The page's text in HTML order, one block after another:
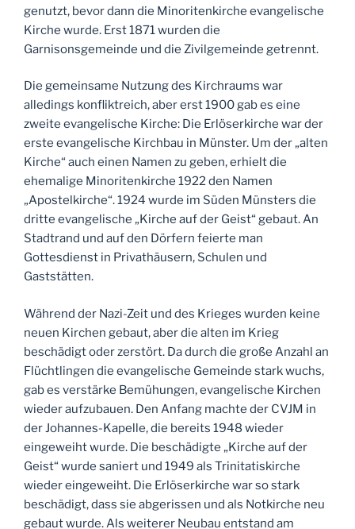
genutzt, bevor dann die Minoritenkirche evangelische
Kirche wurde. Erst 1871 wurden die
Garnisonsgemeinde und die Zivilgemeinde getrennt.
Die gemeinsame Nutzung des Kirchraums war
alledings konfliktreich, aber erst 1900 gab es eine
zweite evangelische Kirche: Die Erlöserkirche war der
erste evangelische Kirchbau in Münster. Um der „alten
Kirche“ auch einen Namen zu geben, erhielt die
ehemalige Minoritenkirche 1922 den Namen
„Apostelkirche“. 1924 wurde im Süden Münsters die
dritte evangelische „Kirche auf der Geist“ gebaut. An
Stadtrand und auf den Dörfern feierte man
Gottesdienst in Privathäusern, Schulen und
Gaststätten.
Während der Nazi-Zeit und des Krieges wurden keine
neuen Kirchen gebaut, aber die alten im Krieg
beschädigt oder zerstört. Da durch die große Anzahl an
Flüchtlingen die evangelische Gemeinde stark wuchs,
gab es verstärke Bemühungen, evangelische Kirchen
wieder aufzubauen. Den Anfang machte der CVJM in
der Johannes-Kapelle, die bereits 1948 wieder
eingeweiht wurde. Die beschädigte „Kirche auf der
Geist“ wurde saniert und 1949 als Trinitatiskirche
wieder eingeweiht. Die Erlöserkirche war so stark
beschädigt, dass sie abgerissen und als Notkirche neu
gebaut wurde. Als weiterer Neubau entstand am